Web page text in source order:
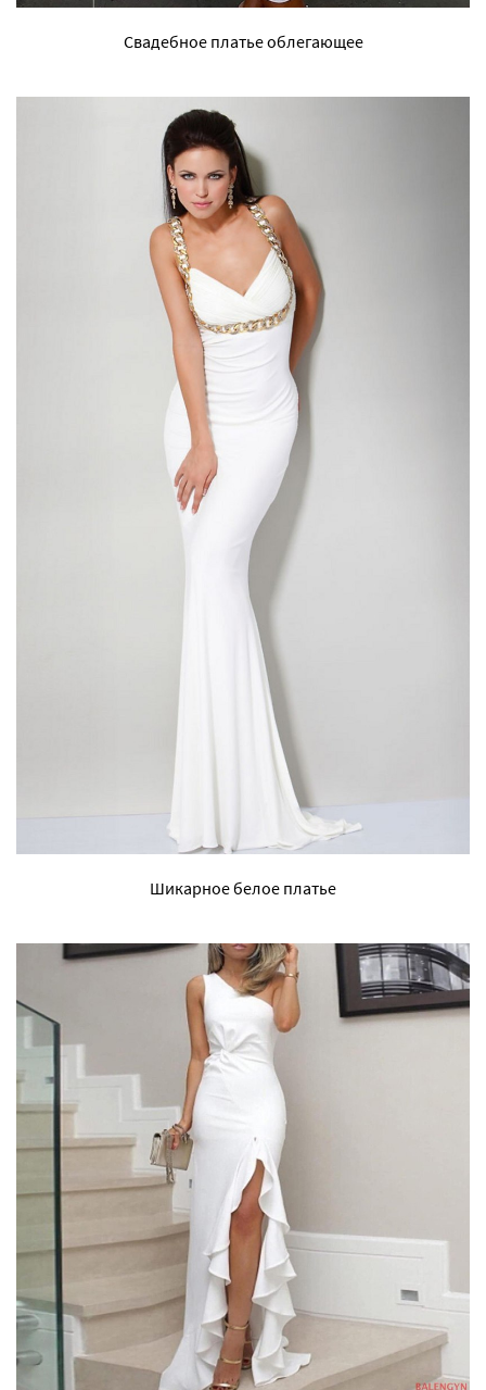
Свадебное платье облегающее
Шикарное белое платье